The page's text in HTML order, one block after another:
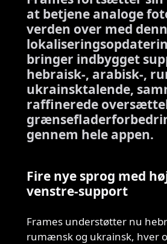
at betjene analoge
verden over med
bringer indbygget
hebraisk-, arabisk-,
ukrainsktalende,
raffinerede
gennem hele appen.
Fire nye sprog med
venstre-support
Frames understøtter nu
rumænsk og ukrainsk, hver